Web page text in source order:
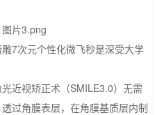
7次元个性化微飞秒是深受大学
近视矫正术（SMILE3.0）无需
过角膜表层，在角膜基质层内制